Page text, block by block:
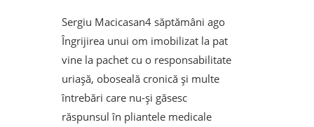
Sergiu Macicasan4 săptămâni ago
Îngrijirea unui om imobilizat la pat
vine la pachet cu o responsabilitate
uriașă, oboseală cronică și multe
întrebări care nu-și găsesc
răspunsul în pliantele medicale